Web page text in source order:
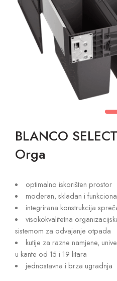
BLANCO
Orga
optimalno iskorišten prostor
moderan, skladan i
integrirana konstrukcija
visokokvalitetna
sistemom za odvajanje otpada
kutije za razne namjene,
u kante od 15 i 19 litara
jednostavna i brza ugradnja